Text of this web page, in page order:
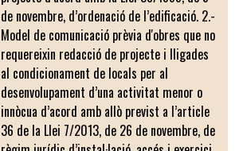
de novembre, d’ordenació de l’edificació. 2.-
Model de comunicació prèvia d'obres que no
requereixin redacció de projecte i lligades
al condicionament de locals per al
desenvolupament d’una activitat menor o
innòcua d’acord amb allò previst a l’article
36 de la Llei 7/2013, de 26 de novembre, de